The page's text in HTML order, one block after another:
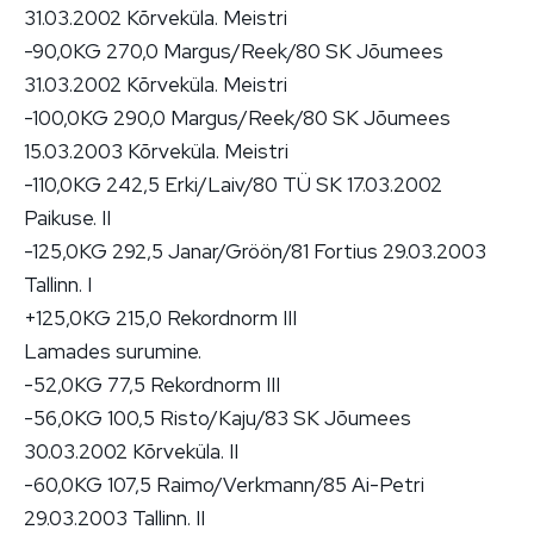
31.03.2002 Kõrveküla. Meistri
-90,0KG 270,0 Margus/Reek/80 SK Jõumees
31.03.2002 Kõrveküla. Meistri
-100,0KG 290,0 Margus/Reek/80 SK Jõumees
15.03.2003 Kõrveküla. Meistri
-110,0KG 242,5 Erki/Laiv/80 TÜ SK 17.03.2002
Paikuse. II
-125,0KG 292,5 Janar/Gröön/81 Fortius 29.03.2003
Tallinn. I
+125,0KG 215,0 Rekordnorm III
Lamades surumine.
-52,0KG 77,5 Rekordnorm III
-56,0KG 100,5 Risto/Kaju/83 SK Jõumees
30.03.2002 Kõrveküla. II
-60,0KG 107,5 Raimo/Verkmann/85 Ai-Petri
29.03.2003 Tallinn. II